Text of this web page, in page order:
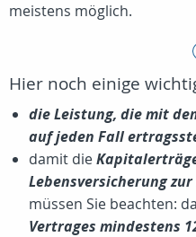
meistens möglich.
Hier noch einige
die Leistung, die mit
auf jeden Fall
damit die
Lebensversicherung
müssen Sie beachten:
Vertrages mindestens